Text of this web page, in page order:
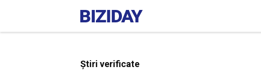
Știri verificate